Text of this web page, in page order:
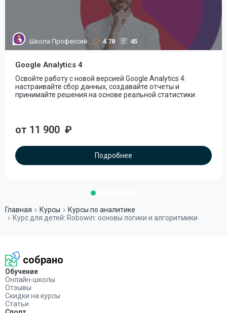
Школа Профессий 4.78 45
Google Analytics 4
Освойте работу с новой версией Google Analytics 4:
настраивайте сбор данных, создавайте отчеты и
принимайте решения на основе реальной статистики.
от 11 900 ₽
Подробнее
Главная Курсы
Курсы по аналитике
Курс для детей: Robowin: основы логики и алгоритмики
собрано
Обучение
Онлайн-школы
Отзывы
Скидки на курсы
Статьи